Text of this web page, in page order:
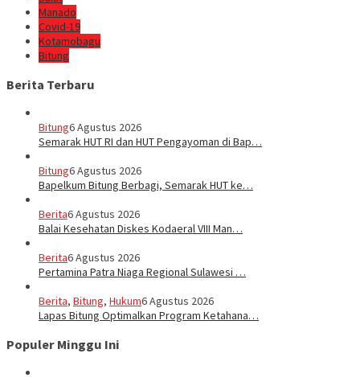
Manado
Covid-19
Kotamobagu
Bitung
Berita Terbaru
Bitung6 Agustus 2026
Semarak HUT RI dan HUT Pengayoman di Bap…
Bitung6 Agustus 2026
‎Bapelkum Bitung Berbagi, Semarak HUT ke…
Berita6 Agustus 2026
Balai Kesehatan Diskes Kodaeral VIII Man…
Berita6 Agustus 2026
Pertamina Patra Niaga Regional Sulawesi …
Berita, Bitung, Hukum6 Agustus 2026
Lapas Bitung Optimalkan Program Ketahana…
Populer Minggu Ini